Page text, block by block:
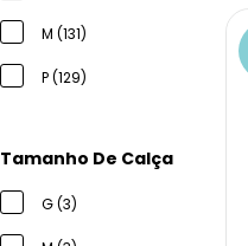
M (131)
P (129)
Tamanho De Calça
G (3)